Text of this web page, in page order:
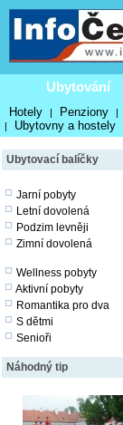
Ubytování
Hotely | Penziony |
| Ubytovny a hostely
Ubytovací balíčky
Jarní pobyty
Letní dovolená
Podzim levněji
Zimní dovolená
Wellness pobyty
Aktivní pobyty
Romantika pro dva
S dětmi
Senioři
Náhodný tip